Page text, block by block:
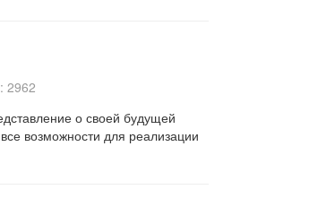
2962
о своей будущей
возможности для реализации